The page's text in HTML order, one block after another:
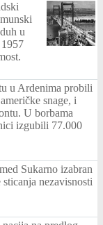
u
u Ardenima probili
snage, i
U borbama
izgubili 77.000
Sukarno izabran
nezavisnosti